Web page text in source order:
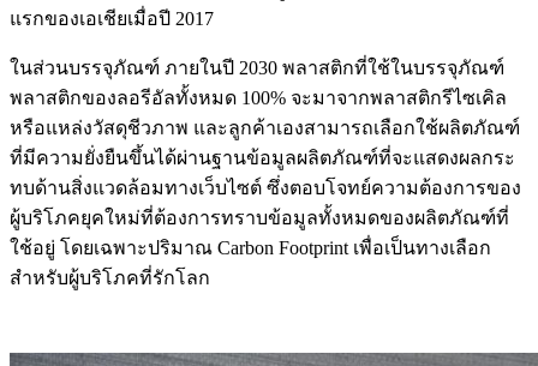
แรกของเอเชียเมื่อปี 2017
ในส่วนบรรจุภัณฑ์ ภายในปี 2030 พลาสติกที่ใช้ในบรรจุภัณฑ์
พลาสติกของลอรีอัลทั้งหมด 100% จะมาจากพลาสติกรีไซเคิล
หรือแหล่งวัสดุชีวภาพ และลูกค้าเองสามารถเลือกใช้ผลิตภัณฑ์
ที่มีความยั่งยืนขึ้นได้ผ่านฐานข้อมูลผลิตภัณฑ์ที่จะแสดงผลกระ
ทบด้านสิ่งแวดล้อมทางเว็บไซต์ ซึ่งตอบโจทย์ความต้องการของ
ผู้บริโภคยุคใหม่ที่ต้องการทราบข้อมูลทั้งหมดของผลิตภัณฑ์ที่
ใช้อยู่ โดยเฉพาะปริมาณ Carbon Footprint เพื่อเป็นทางเลือก
สำหรับผู้บริโภคที่รักโลก